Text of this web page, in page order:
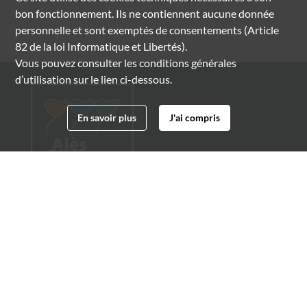
bon fonctionnement. Ils ne contiennent aucune donnée
personnelle et sont exemptés de consentements (Article
82 de la loi Informatique et Libertés).
Vous pouvez consulter les conditions générales
d’utilisation sur le lien ci-dessous.
En savoir plus J'ai compris